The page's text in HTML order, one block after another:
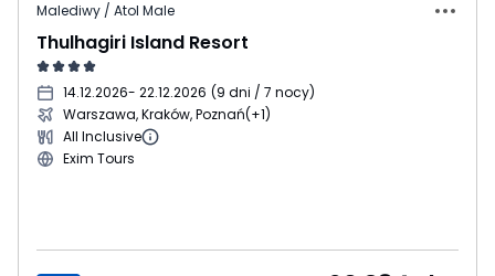
Malediwy / Atol Male
Thulhagiri Island Resort
14.12.2026- 22.12.2026 (9 dni / 7 nocy)
Warszawa, Kraków, Poznań(+1)
All Inclusive
Exim Tours